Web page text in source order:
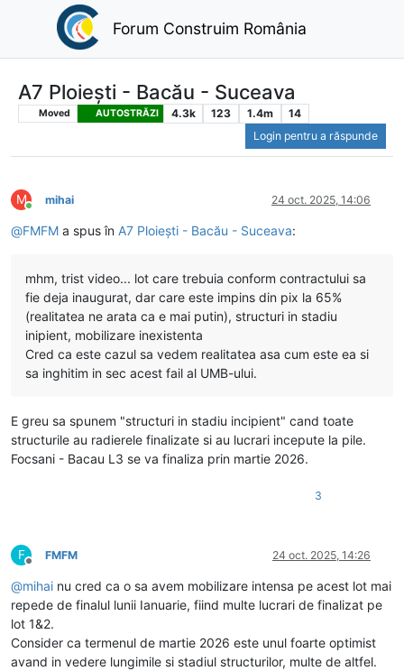
Forum Construim România
A7 Ploiești - Bacău - Suceava
Moved AUTOSTRĂZI 4.3k 123 1.4m
14
Login pentru a răspunde
M
Conectat
mihai 24 oct. 2025, 14:06
@FMFM a spus în A7 Ploiești - Bacău - Suceava:
mhm, trist video... lot care trebuia conform contractului sa
fie deja inaugurat, dar care este impins din pix la 65%
(realitatea ne arata ca e mai putin), structuri in stadiu
inipient, mobilizare inexistenta
Cred ca este cazul sa vedem realitatea asa cum este ea si
sa inghitim in sec acest fail al UMB-ului.
E greu sa spunem "structuri in stadiu incipient" cand toate
structurile au radierele finalizate si au lucrari incepute la pile.
Focsani - Bacau L3 se va finaliza prin martie 2026.
3
F
Deconectat
FMFM 24 oct. 2025, 14:26
@mihai nu cred ca o sa avem mobilizare intensa pe acest lot mai
repede de finalul lunii Ianuarie, fiind multe lucrari de finalizat pe
lot 1&2.
Consider ca termenul de martie 2026 este unul foarte optimist
avand in vedere lungimile si stadiul structurilor, multe de altfel.